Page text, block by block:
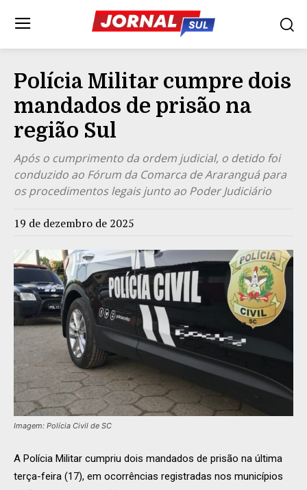
Polícia Militar cumpre dois
mandados de prisão na
região Sul
Após o cumprimento da ordem judicial, o detido foi
conduzido ao Fórum da Comarca de Araranguá para
os procedimentos legais junto ao Poder Judiciário
19 de dezembro de 2025
Imagem: Polícia Civil de SC
A Polícia Militar cumpriu dois mandados de prisão na última
terça-feira (17), em ocorrências registradas nos municípios